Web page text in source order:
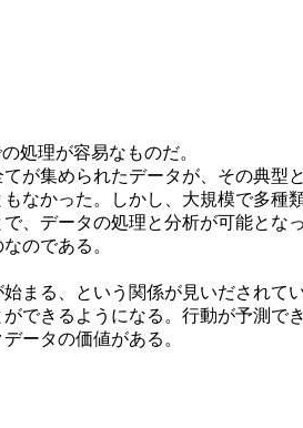
処理が容易なものだ。
が集められたデータが、その典型
なかった。しかし、大規模で多種
、データの処理と分析が可能となっ
のである。
まる、という関係が見いだされて
できるようになる。行動が予測で
ータの価値がある。